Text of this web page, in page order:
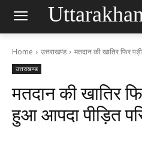
Home उत्तराखण्ड मतदान की खातिर फिर
उत्तराखण्ड
मतदान की खातिर
हुआ आपदा पीड़ित